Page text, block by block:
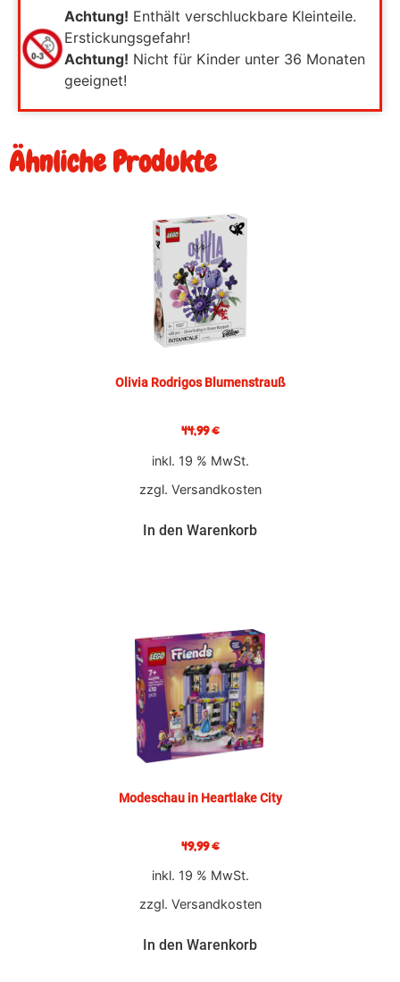
Achtung! Enthält verschluckbare Kleinteile.
Erstickungsgefahr!
Achtung! Nicht für Kinder unter 36 Monaten
geeignet!
Ähnliche Produkte
Olivia Rodrigos Blumenstrauß
44,99€
inkl. 19 % MwSt.
zzgl. Versandkosten
In den Warenkorb
Modeschau in Heartlake City
49,99€
inkl. 19 % MwSt.
zzgl. Versandkosten
In den Warenkorb